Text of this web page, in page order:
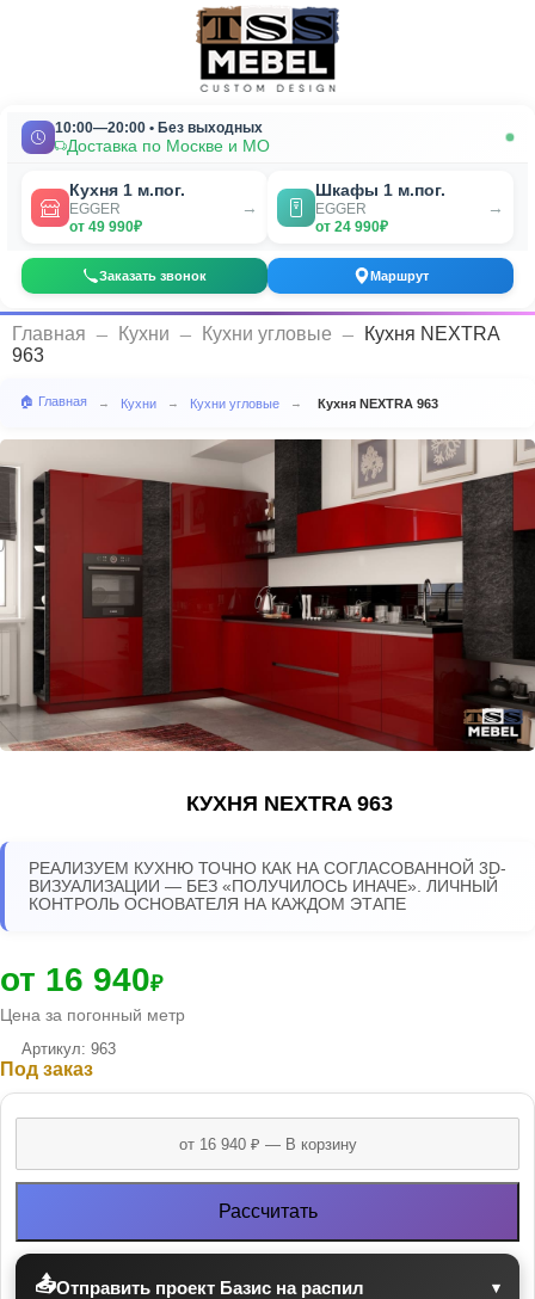
10:00—20:00 • Без выходных
Доставка по Москве и МО
Кухня 1 м.пог.
EGGER
от 49 990₽
→
Шкафы 1 м.пог.
EGGER
от 24 990₽
→
Заказать звонок Маршрут
Главная Кухни Кухни угловые
Кухня NEXTRA
963
🏠 Главная → Кухни → Кухни угловые → Кухня NEXTRA 963
КУХНЯ NEXTRA 963
РЕАЛИЗУЕМ КУХНЮ ТОЧНО КАК НА СОГЛАСОВАННОЙ 3D-
ВИЗУАЛИЗАЦИИ — БЕЗ «ПОЛУЧИЛОСЬ ИНАЧЕ». ЛИЧНЫЙ
КОНТРОЛЬ ОСНОВАТЕЛЯ НА КАЖДОМ ЭТАПЕ
от 16 940₽
Цена за погонный метр
Артикул: 963
Под заказ
Рассчитать
📤Отправить проект Базис на распил ▾